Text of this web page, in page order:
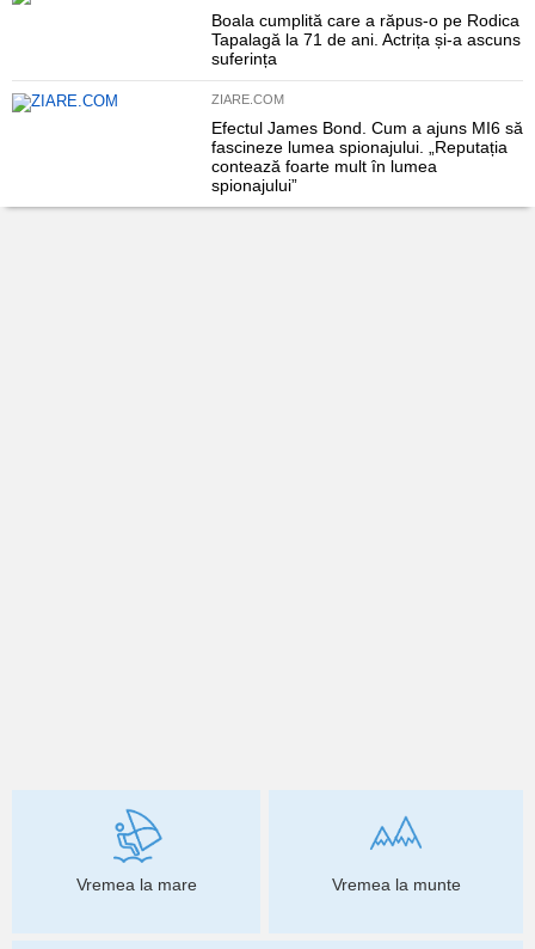
Boala cumplită care a răpus-o pe Rodica
Tapalagă la 71 de ani. Actrița și-a ascuns
suferința
ZIARE.COM
Efectul James Bond. Cum a ajuns MI6 să
fascineze lumea spionajului. „Reputația
contează foarte mult în lumea
spionajului”
Vremea la mare Vremea la munte